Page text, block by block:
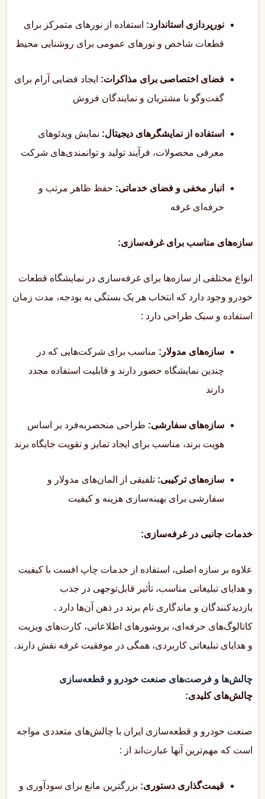
نورپردازی استاندارد: استفاده از نورهای متمرکز برای
قطعات شاخص و نورهای عمومی برای روشنایی محیط
فضای اختصاصی برای مذاکرات: ایجاد فضایی آرام برای
گفت‌وگو با مشتریان و نمایندگان فروش
استفاده از نمایشگرهای دیجیتال: نمایش ویدئوهای
معرفی محصولات، فرآیند تولید و توانمندی‌های شرکت
انبار مخفی و فضای خدماتی: حفظ ظاهر مرتب و
حرفه‌ای غرفه
سازه‌های مناسب برای غرفه‌سازی:
انواع مختلفی از سازه‌ها برای غرفه‌سازی در نمایشگاه قطعات
خودرو وجود دارد که انتخاب هر یک بستگی به بودجه، مدت زمان
استفاده و سبک طراحی دارد :
سازه‌های مدولار: مناسب برای شرکت‌هایی که در
چندین نمایشگاه حضور دارند و قابلیت استفاده مجدد
دارند
سازه‌های سفارشی: طراحی منحصربه‌فرد بر اساس
هویت برند، مناسب برای ایجاد تمایز و تقویت جایگاه برند
سازه‌های ترکیبی: تلفیقی از المان‌های مدولار و
سفارشی برای بهینه‌سازی هزینه و کیفیت
خدمات جانبی در غرفه‌سازی:
علاوه بر سازه اصلی، استفاده از خدمات چاپ افست با کیفیت
و هدایای تبلیغاتی مناسب، تأثیر قابل‌توجهی در جذب
بازدیدکنندگان و ماندگاری نام برند در ذهن آن‌ها دارد .
کاتالوگ‌های حرفه‌ای، بروشورهای اطلاعاتی، کارت‌های ویزیت
و هدایای تبلیغاتی کاربردی، همگی در موفقیت غرفه نقش دارند.
چالش‌ها و فرصت‌های صنعت خودرو و قطعه‌سازی
چالش‌های کلیدی:
صنعت خودرو و قطعه‌سازی ایران با چالش‌های متعددی مواجه
است که مهم‌ترین آنها عبارت‌اند از :
قیمت‌گذاری دستوری: بزرگترین مانع برای سودآوری و